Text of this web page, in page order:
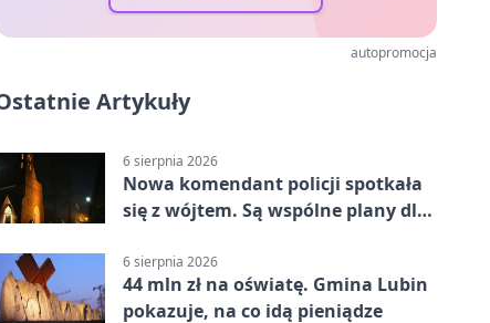
autopromocja
Artykuły
6 sierpnia 2026
Nowa komendant policji spotkała
się z wójtem. Są wspólne plany dla
6 sierpnia 2026
44 mln zł na oświatę. Gmina Lubin
pokazuje, na co idą pieniądze